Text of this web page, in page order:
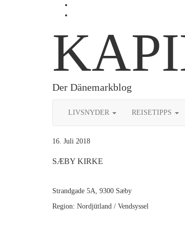
auf
Facebook
anzeigen
kapidaenin
auf
Instagram
anzeigen
Der Dänemarkblog
LIVSNYDER REISETIPPS
16. Juli 2018
SÆBY KIRKE
Strandgade 5A, 9300 Sæby
Region: Nordjütland / Vendsyssel